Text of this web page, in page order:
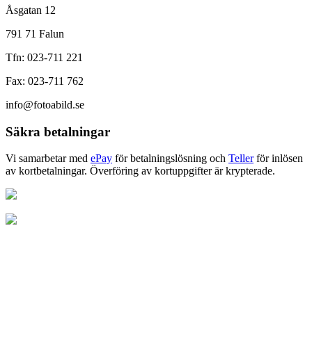
Åsgatan 12
791 71 Falun
Tfn: 023-711 221
Fax: 023-711 762
info@fotoabild.se
Säkra betalningar
Vi samarbetar med ePay för betalningslösning och Tellerför inlösen
av kortbetalningar. Överföring av kortuppgifter är krypterade.